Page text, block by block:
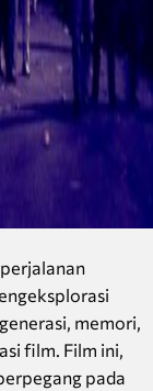
memori,
film. Film ini,
pada